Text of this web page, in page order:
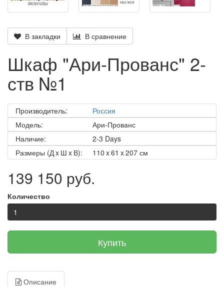
В закладки В сравнение
Шкаф "Ари-Прованс" 2-
ств №1
Производитель:
Россия
Модель:
Ари-Прованс
Наличие:
2-3 Days
Размеры (Д x Ш x В):
110 x 61 x 207 см
139 150 руб.
Количество
Купить
Описание